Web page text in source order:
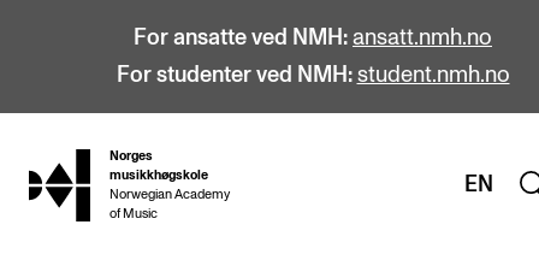
For ansatte ved NMH: ansatt.nmh.no
For studenter ved NMH: student.nmh.no
hjem
Norges
musikkhøgskole
Norwegian Academy
of Music
EN